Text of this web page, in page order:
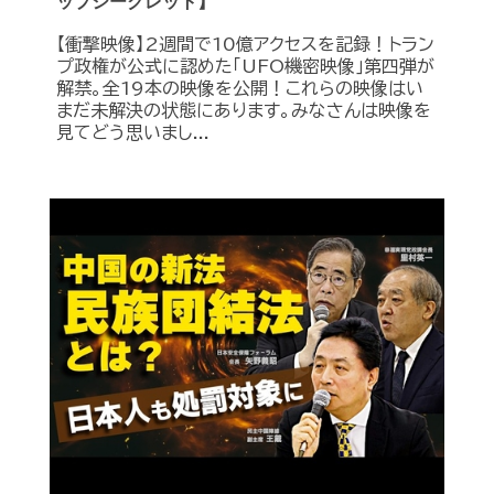
【衝撃映像】2週間で10億アクセスを記録！トラン
プ政権が公式に認めた｢UFO機密映像｣第四弾が
解禁。全19本の映像を公開！これらの映像はい
まだ未解決の状態にあります。みなさんは映像を
見てどう思いまし...